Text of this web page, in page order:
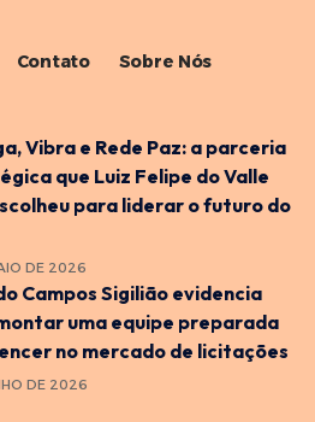
Contato Sobre Nós
Vibra e Rede Paz: a parceria
que Luiz Felipe do Valle
para liderar o futuro do
DE 2026
Campos Sigilião evidencia
uma equipe preparada
no mercado de licitações
DE 2026